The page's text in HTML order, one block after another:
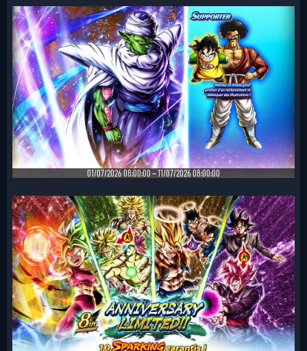
01/07/2026 08:00:00 ~ 11/07/2026 08:00:00